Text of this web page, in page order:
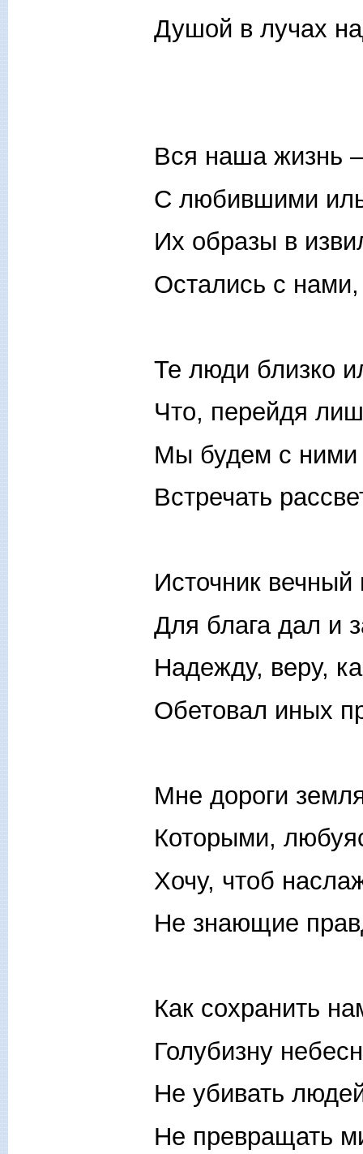
Душой в лучах
Вся наша жизнь
С любившими
Их образы в
Остались с нами,
Те люди близко
Что, перейдя
Мы будем с ними
Встречать
Источник
Для блага дал и
Надежду, веру,
Обетовал иных
Мне дороги
Которыми,
Хочу, чтоб
Не знающие
Как сохранить
Голубизну
Не убивать
Не превращать